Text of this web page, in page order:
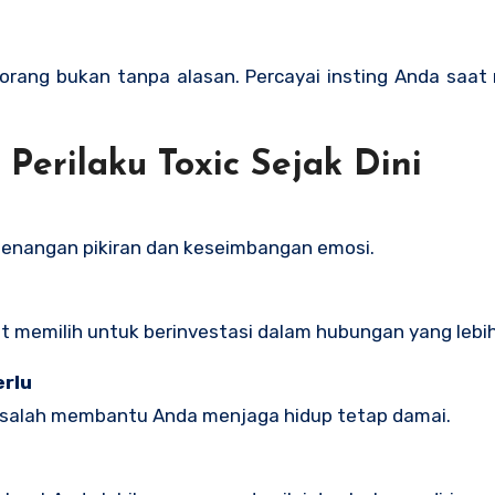
bukan tanpa alasan. Percayai insting Anda saat
Toxic Sejak Dini
pikiran dan keseimbangan emosi.
untuk berinvestasi dalam hubungan yang
membantu Anda menjaga hidup tetap damai.